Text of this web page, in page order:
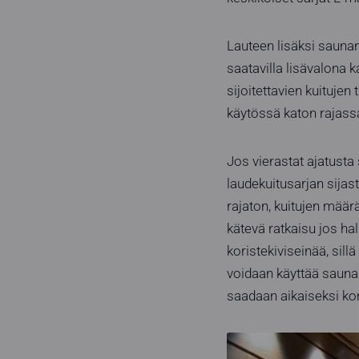
Lauteen lisäksi
saatavilla lisävalona
sijoitettavien kuitujen
käytössä katon
Jos vierastat ajatusta
laudekuitusarjan
rajaton, kuitujen
kätevä ratkaisu jos
koristekiviseinää,
voidaan käyttää
saadaan aikaiseksi